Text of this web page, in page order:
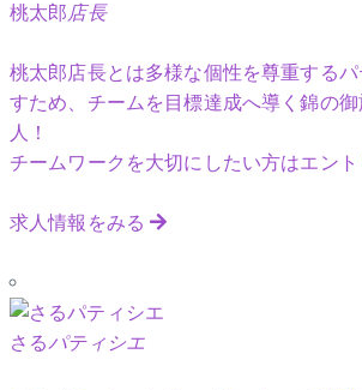
桃太郎店長
桃太郎店長とは多様な個性を尊重する
すため、チームを目標達成へ導く錦の
人！
チームワークを大切にしたい方はエント
求人情報をみる
さるパティシエ